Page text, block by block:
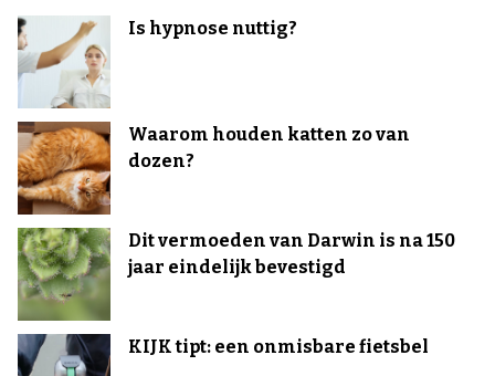
Is hypnose nuttig?
Waarom houden katten zo van
dozen?
Dit vermoeden van Darwin is na 150
jaar eindelijk bevestigd
KIJK tipt: een onmisbare fietsbel